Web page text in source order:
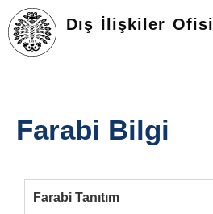
Dış İlişkiler Ofisi
Farabi Bilgi
Farabi Tanıtım